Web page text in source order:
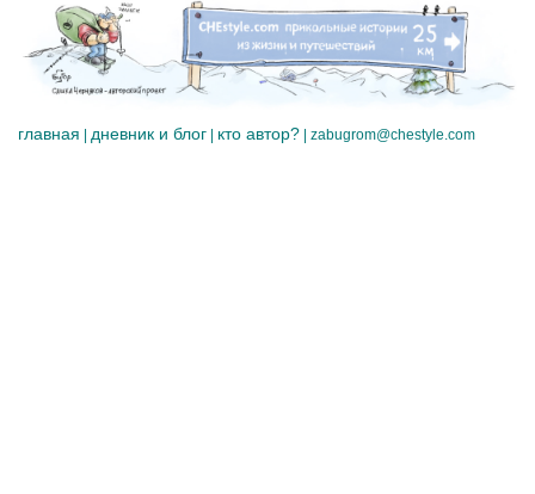
главная | дневник и блог | кто автор? | zabugrom@chestyle.com